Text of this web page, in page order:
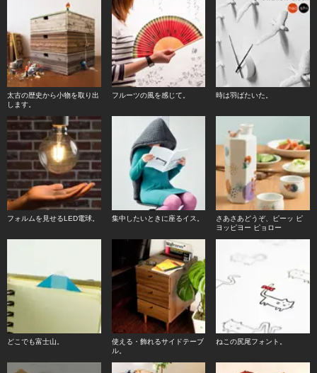
太古の歴史から小物を取り出
します。
フルーツの風を感じて。 時は羽ばたいた。
フォルムを見せるLED電球。 集中したいときに座るイス。
さあさあどうぞ、ピーッ ピ
ヨッピヨー ピョロー
どこでも富士山。
使える・飾れるサイドテーブ
ル。
ねこの尻尾フォント。